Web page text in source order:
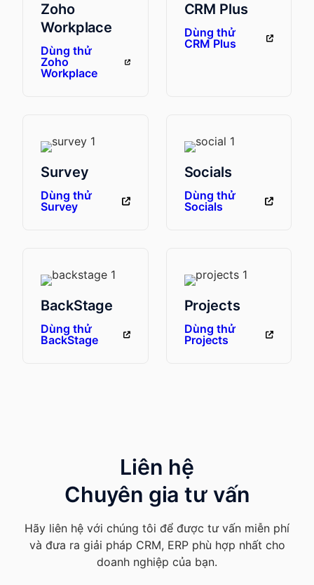
Zoho
Workplace
Dùng thử
Zoho
Workplace
CRM Plus
Dùng thử
CRM Plus
Survey
Dùng thử
Survey
Socials
Dùng thử
Socials
BackStage
Dùng thử
BackStage
Projects
Dùng thử
Projects
Liên hệ
Chuyên gia tư vấn
Hãy liên hệ với chúng tôi để được tư vấn miễn phí
và đưa ra giải pháp CRM, ERP phù hợp nhất cho
doanh nghiệp của bạn.